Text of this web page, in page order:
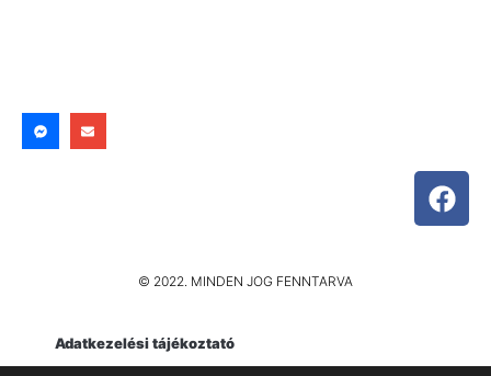
© 2022. MINDEN JOG FENNTARVA
Adatkezelési tájékoztató